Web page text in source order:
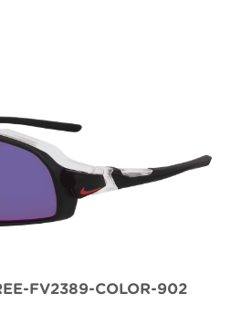
FV2389-COLOR-902